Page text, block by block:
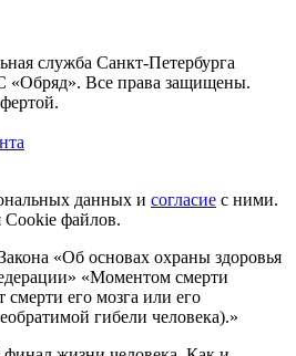
служба Санкт-Петербурга
Все права защищены.
данных и согласие с ними.
Cookie файлов.
«Об основах охраны здоровья
«Моментом смерти
смерти его мозга или его
гибели человека).»